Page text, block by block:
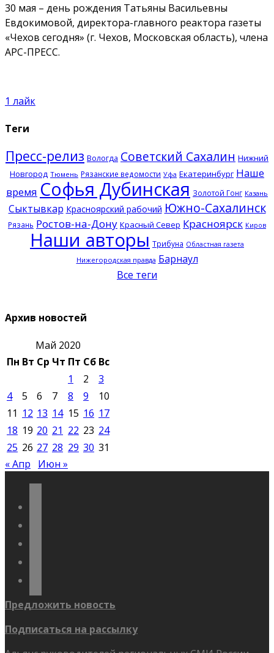
30 мая – день рождения Татьяны Васильевны
Евдокимовой, директора-главного реактора газеты
«Чехов сегодня» (г. Чехов, Московская область), члена
АРС-ПРЕСС.
1 лайк
Теги
Пресс-релиз Вологда Советский Сахалин Нижний
Новгород Тюмень Рязанские ведомости Уфа Екатеринбург Наше
время Софья Дубинская Золотой Гонг Казань
Сыктывкар Красноярский рабочий Южно-Сахалинск
Рязань Ростов-на-Дону Красный Север Красноярск Киров
Наши авторы Трибуна Областная газета
Нижегородская правда Барнаул
Все теги
Архив новостей
Май 2020
Пн Вт Ср Чт Пт Сб Вс
1
2
3
4
5 6 7 8 9
10
11 12 13 14 15 16 17
18 19 20 21 22 23 24
25 26 27 28 29 30 31
« Апр
Июн »
Предложить новость
Подписаться на рассылку